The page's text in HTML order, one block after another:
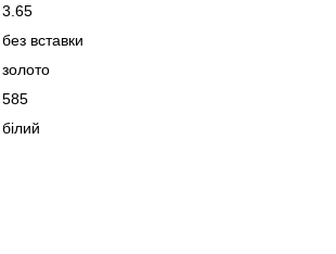
3.65
без вставки
золото
585
білий